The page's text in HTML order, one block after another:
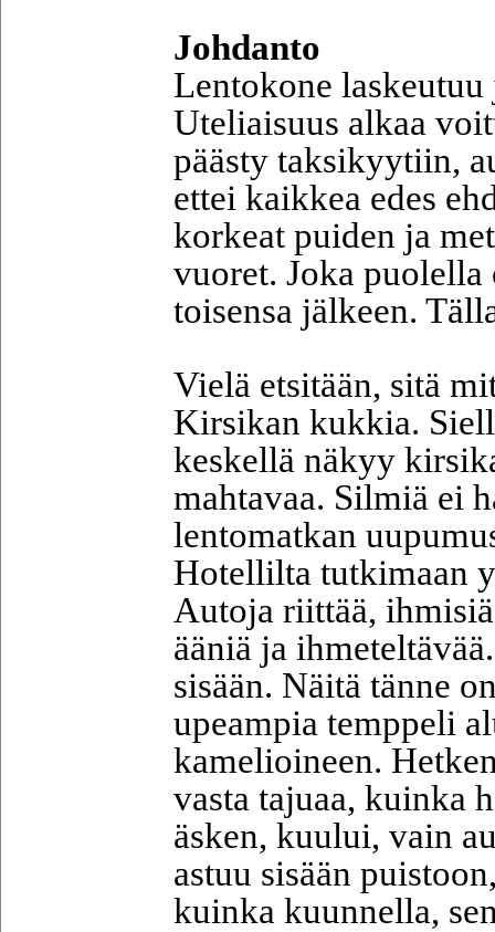
Johdanto
Lentokone
Uteliaisuus alkaa
päästy taksikyytiin,
ettei kaikkea edes
korkeat puiden ja
vuoret. Joka
toisensa jälkeen.
Vielä etsitään, sitä
Kirsikan kukkia.
keskellä näkyy
mahtavaa. Silmiä ei
lentomatkan
Hotellilta tutkimaan
Autoja riittää,
ääniä ja
sisään. Näitä tänne
upeampia temppeli
kamelioineen.
vasta tajuaa, kuinka
äsken, kuului, vain
astuu sisään
kuinka kuunnella,